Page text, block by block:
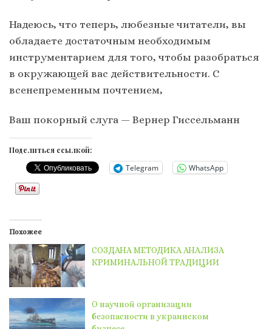
Надеюсь, что теперь, любезные читатели, вы
обладаете достаточным необходимым
инструментарием для того, чтобы разобраться
в окружающей вас действительности. С
всенепременным почтением,
Ваш покорный слуга — Вернер Гиссельманн
Поделиться ссылкой:
Telegram WhatsApp
Похожее
СОЗДАНА МЕТОДИКА АНАЛИЗА
КРИМИНАЛЬНОЙ ТРАДИЦИИ
О научной организации
безопасности в украинском